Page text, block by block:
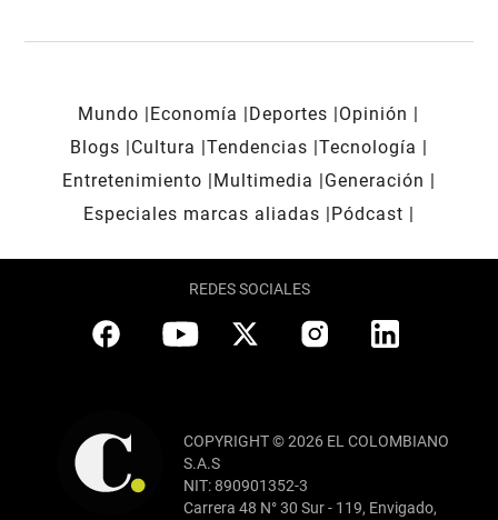
Mundo Economía Deportes
Opinión
Blogs
Cultura Tendencias Tecnología
Entretenimiento
Multimedia
Generación
Especiales marcas aliadas
Pódcast
REDES SOCIALES
COPYRIGHT © 2026 EL COLOMBIANO
S.A.S
NIT: 890901352-3
Carrera 48 N° 30 Sur - 119, Envigado,